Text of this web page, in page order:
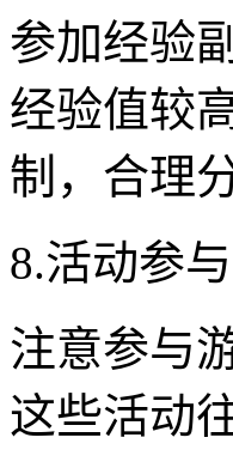
参加经验
经验值较
制，合理
8.活动参与
注意参与
这些活动